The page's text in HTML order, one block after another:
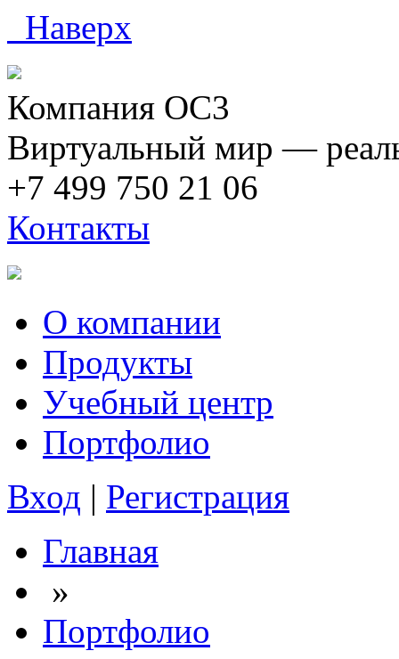
Наверх
Компания ОС3
Виртуальный мир —
+7 499 750 21 06
Контакты
О компании
Продукты
Учебный центр
Портфолио
Вход | Регистрация
Главная
»
Портфолио